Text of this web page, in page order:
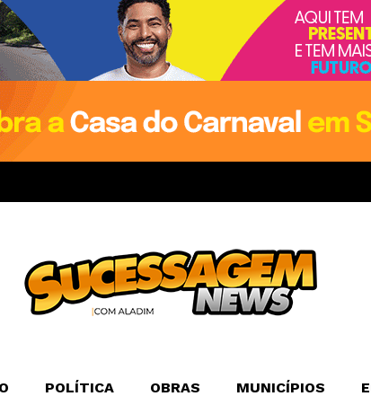
POLÍTICA OBRAS MUNICÍPIOS